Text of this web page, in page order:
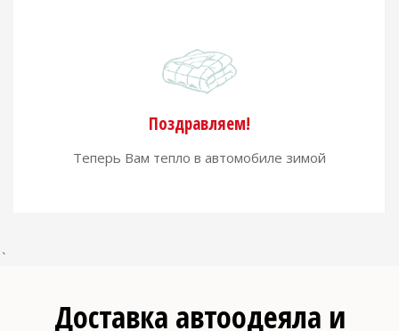
Поздравляем!
Теперь Вам тепло в автомобиле зимой
`
Доставка автоодеяла и